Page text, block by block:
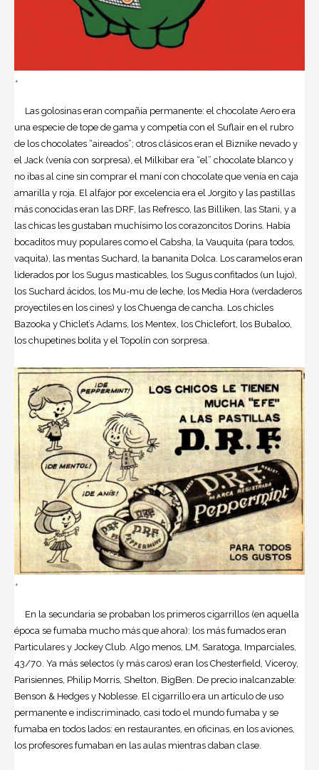
+
Las golosinas eran compañía permanente: el chocolate Aero era
una especie de tope de gama y competía con el Suflair en el rubro
de los chocolates “aireados”; otros clásicos eran el Biznike nevado y
el Jack (venía con sorpresa), el Milkibar era “el” chocolate blanco y
no ibas al cine sin comprar el maní con chocolate que venía en caja
amarilla y roja. El alfajor por excelencia era el Jorgito y las pastillas
más conocidas eran las DRF, las Refresco, las Billiken, las Stani, y a
las chicas les gustaban muchísimo los corazoncitos Dorins. Había
bocaditos muy populares como el Cabsha, la Vauquita (para todos,
vaquita), las mentas Suchard, la bananita Dolca. Los caramelos eran
liderados por los Sugus masticables, los Sugus confitados (un lujo),
los Suchard ácidos, los Mu-mu de leche, los Media Hora (verdaderos
proyectiles en los cines) y los Chuenga de cancha. Los chicles
Bazooka y Chiclet’s Adams, los Mentex, los Chiclefort, los Bubaloo,
los chupetines bolita y el Topolín con sorpresa.
+
En la secundaria se probaban los primeros cigarrillos (en aquella
época se fumaba mucho más que ahora): los más fumados eran
Particulares y Jockey Club. Algo menos, LM, Saratoga, Imparciales,
43/70. Ya más selectos (y más caros) eran los Chesterfield, Viceroy,
Parisiennes, Philip Morris, Shelton, BigBen. De precio inalcanzable:
Benson & Hedges y Noblesse. El cigarrillo era un artículo de uso
permanente e indiscriminado, casi todo el mundo fumaba y se
fumaba en todos lados: en restaurantes, en oficinas, en los aviones,
los profesores fumaban en las aulas mientras daban clase.